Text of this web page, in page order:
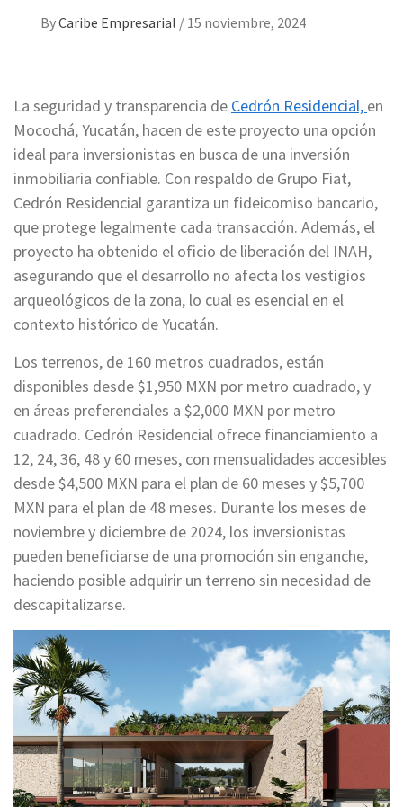
ByCaribe Empresarial / 15 noviembre, 2024
La seguridad y transparencia de Cedrón Residencial, en
Mocochá, Yucatán, hacen de este proyecto una opción
ideal para inversionistas en busca de una inversión
inmobiliaria confiable. Con respaldo de Grupo Fiat,
Cedrón Residencial garantiza un fideicomiso bancario,
que protege legalmente cada transacción. Además, el
proyecto ha obtenido el oficio de liberación del INAH,
asegurando que el desarrollo no afecta los vestigios
arqueológicos de la zona, lo cual es esencial en el
contexto histórico de Yucatán.
Los terrenos, de 160 metros cuadrados, están
disponibles desde $1,950 MXN por metro cuadrado, y
en áreas preferenciales a $2,000 MXN por metro
cuadrado. Cedrón Residencial ofrece financiamiento a
12, 24, 36, 48 y 60 meses, con mensualidades accesibles
desde $4,500 MXN para el plan de 60 meses y $5,700
MXN para el plan de 48 meses. Durante los meses de
noviembre y diciembre de 2024, los inversionistas
pueden beneficiarse de una promoción sin enganche,
haciendo posible adquirir un terreno sin necesidad de
descapitalizarse.